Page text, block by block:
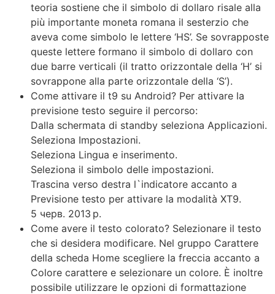
teoria sostiene che il simbolo di dollaro risale alla
più importante moneta romana il sesterzio che
aveva come simbolo le lettere ‘HS’. Se sovrapposte
queste lettere formano il simbolo di dollaro con
due barre verticali (il tratto orizzontale della ‘H’ si
sovrappone alla parte orizzontale della ‘S’).
Come attivare il t9 su Android? Per attivare la
previsione testo seguire il percorso:
Dalla schermata di standby seleziona Applicazioni.
Seleziona Impostazioni.
Seleziona Lingua e inserimento.
Seleziona il simbolo delle impostazioni.
Trascina verso destra l`indicatore accanto a
Previsione testo per attivare la modalità XT9.
5 черв. 2013 р.
Come avere il testo colorato? Selezionare il testo
che si desidera modificare. Nel gruppo Carattere
della scheda Home scegliere la freccia accanto a
Colore carattere e selezionare un colore. È inoltre
possibile utilizzare le opzioni di formattazione